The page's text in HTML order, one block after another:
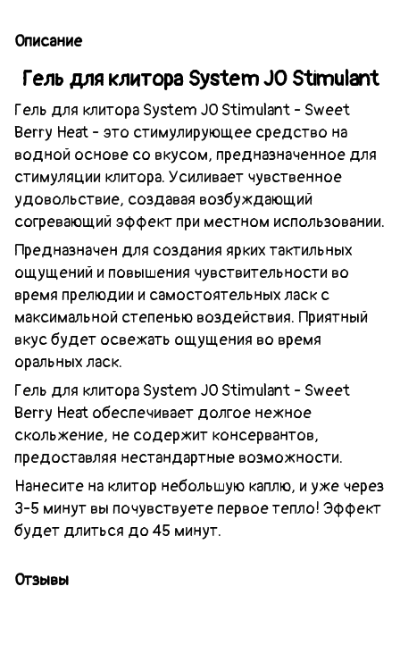
Описание
Гель для клитора System JO Stimulant
Гель для клитора System JO Stimulant - Sweet
Berry Heat - это стимулирующее средство на
водной основе со вкусом, предназначенное для
стимуляции клитора. Усиливает чувственное
удовольствие, создавая возбуждающий
согревающий эффект при местном использовании.
Предназначен для создания ярких тактильных
ощущений и повышения чувствительности во
время прелюдии и самостоятельных ласк с
максимальной степенью воздействия. Приятный
вкус будет освежать ощущения во время
оральных ласк.
Гель для клитора System JO Stimulant - Sweet
Berry Heat обеспечивает долгое нежное
скольжение, не содержит консервантов,
предоставляя нестандартные возможности.
Нанесите на клитор небольшую каплю, и уже через
3-5 минут вы почувствуете первое тепло! Эффект
будет длиться до 45 минут.
Отзывы